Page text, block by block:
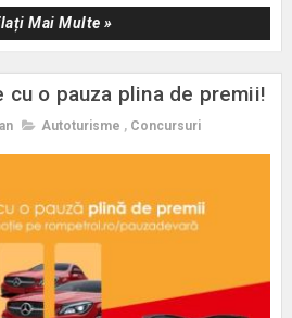
Mai Multe »
cu o pauza plina de premii!
Autoturisme , Concursuri